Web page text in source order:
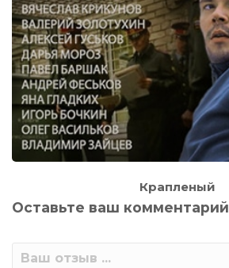
Крапленый
Оставьте ваш комментарий